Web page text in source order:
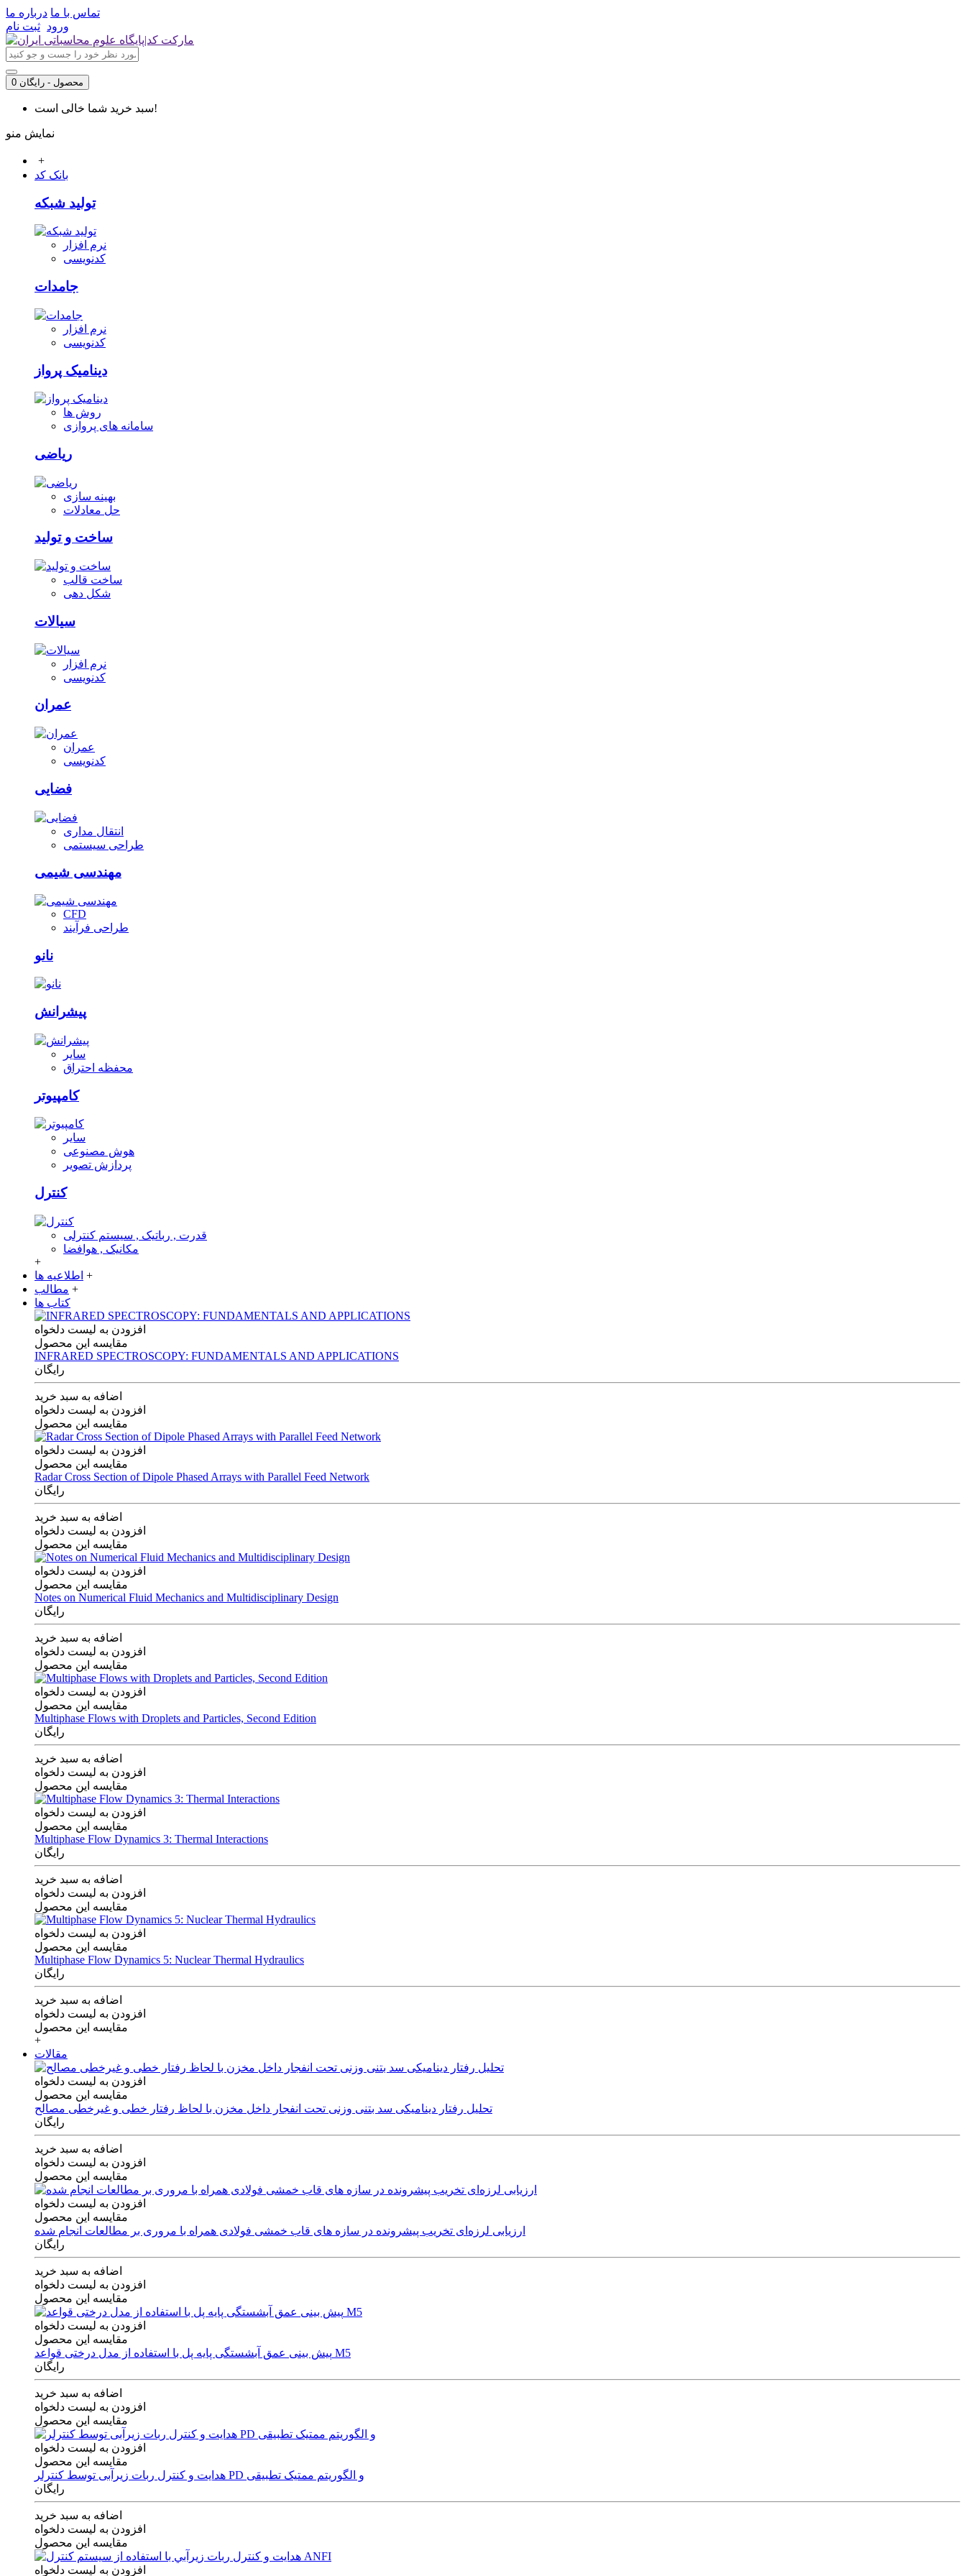
تماس با ما درباره ما
ورود ثبت نام
0 محصول - رایگان
سبد خرید شما خالی است!
نمایش منو
+
بانک کد
تولید شبکه
نرم افزار
کدنویسی
جامدات
نرم افزار
کدنویسی
دینامیک پرواز
روش ها
سامانه های پروازی
ریاضی
بهینه سازی
حل معادلات
ساخت و تولید
ساخت قالب
شکل دهی
سیالات
نرم افزار
کدنویسی
عمران
عمران
کدنویسی
فضایی
انتقال مداری
طراحی سیستمی
مهندسی شیمی
CFD
طراحی فرآیند
نانو
پیشرانش
سایر
محفظه احتراق
کامپیوتر
سایر
هوش مصنوعی
پردازش تصویر
کنترل
قدرت , رباتیک , سیستم کنترلی
مکانیک , هوافضا
+
اطلاعیه ها +
مطالب +
کتاب ها
افزودن به لیست دلخواه
مقایسه این محصول
INFRARED SPECTROSCOPY: FUNDAMENTALS AND APPLICATIONS
رایگان
اضافه به سبد خرید
افزودن به لیست دلخواه
مقایسه این محصول
افزودن به لیست دلخواه
مقایسه این محصول
Radar Cross Section of Dipole Phased Arrays with Parallel Feed Network
رایگان
اضافه به سبد خرید
افزودن به لیست دلخواه
مقایسه این محصول
افزودن به لیست دلخواه
مقایسه این محصول
Notes on Numerical Fluid Mechanics and Multidisciplinary Design
رایگان
اضافه به سبد خرید
افزودن به لیست دلخواه
مقایسه این محصول
افزودن به لیست دلخواه
مقایسه این محصول
Multiphase Flows with Droplets and Particles, Second Edition
رایگان
اضافه به سبد خرید
افزودن به لیست دلخواه
مقایسه این محصول
افزودن به لیست دلخواه
مقایسه این محصول
Multiphase Flow Dynamics 3: Thermal Interactions
رایگان
اضافه به سبد خرید
افزودن به لیست دلخواه
مقایسه این محصول
افزودن به لیست دلخواه
مقایسه این محصول
Multiphase Flow Dynamics 5: Nuclear Thermal Hydraulics
رایگان
اضافه به سبد خرید
افزودن به لیست دلخواه
مقایسه این محصول
+
مقالات
افزودن به لیست دلخواه
مقایسه این محصول
تحلیل رفتار دینامیکی سد بتنی وزنی تحت انفجار داخل مخزن با لحاظ رفتار خطی و غیرخطی مصالح
رایگان
اضافه به سبد خرید
افزودن به لیست دلخواه
مقایسه این محصول
افزودن به لیست دلخواه
مقایسه این محصول
ارزیابی لرزه‌ای تخریب پیشرونده در سازه های قاب خمشی فولادی همراه با مروری بر مطالعات انجام شده
رایگان
اضافه به سبد خرید
افزودن به لیست دلخواه
مقایسه این محصول
افزودن به لیست دلخواه
مقایسه این محصول
پیش بینی عمق آبشستگی پایه پل با استفاده از مدل درختی قواعد M5
رایگان
اضافه به سبد خرید
افزودن به لیست دلخواه
مقایسه این محصول
افزودن به لیست دلخواه
مقایسه این محصول
هدایت و کنترل ربات زیرآبی توسط کنترلر PD و الگوریتم ممتیک تطبیقی
رایگان
اضافه به سبد خرید
افزودن به لیست دلخواه
مقایسه این محصول
افزودن به لیست دلخواه